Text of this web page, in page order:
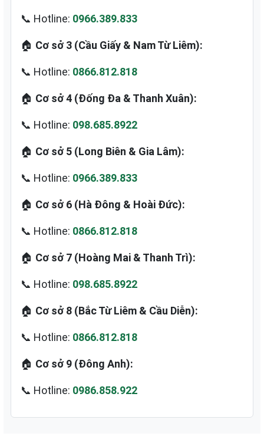
📞 Hotline: 0966.389.833
🏠 Cơ sở 3 (Cầu Giấy & Nam Từ Liêm):
📞 Hotline: 0866.812.818
🏠 Cơ sở 4 (Đống Đa & Thanh Xuân):
📞 Hotline: 098.685.8922
🏠 Cơ sở 5 (Long Biên & Gia Lâm):
📞 Hotline: 0966.389.833
🏠 Cơ sở 6 (Hà Đông & Hoài Đức):
📞 Hotline: 0866.812.818
🏠 Cơ sở 7 (Hoàng Mai & Thanh Trì):
📞 Hotline: 098.685.8922
🏠 Cơ sở 8 (Bắc Từ Liêm & Cầu Diễn):
📞 Hotline: 0866.812.818
🏠 Cơ sở 9 (Đông Anh):
📞 Hotline: 0986.858.922